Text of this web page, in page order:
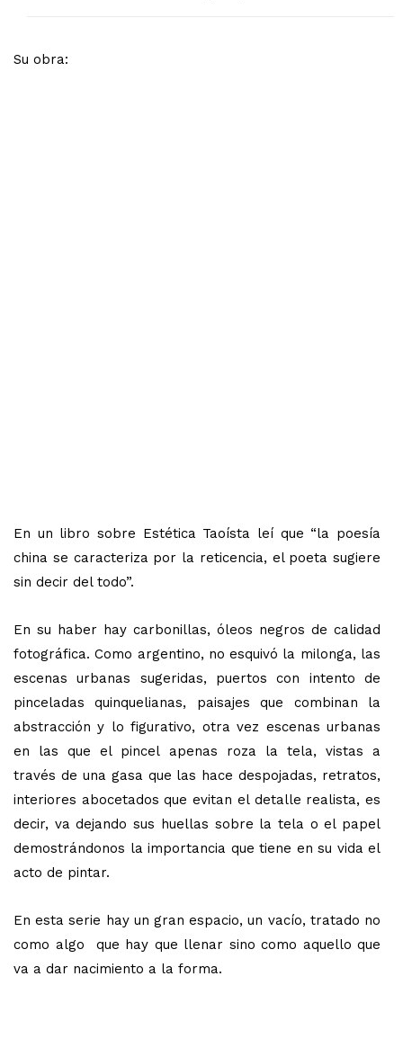
Su obra:
En un libro sobre Estética Taoísta leí que “la poesía
china se caracteriza por la reticencia, el poeta sugiere
sin decir del todo”.
En su haber hay carbonillas, óleos negros de calidad
fotográfica. Como argentino, no esquivó la milonga, las
escenas urbanas sugeridas, puertos con intento de
pinceladas quinquelianas, paisajes que combinan la
abstracción y lo figurativo, otra vez escenas urbanas
en las que el pincel apenas roza la tela, vistas a
través de una gasa que las hace despojadas, retratos,
interiores abocetados que evitan el detalle realista, es
decir, va dejando sus huellas sobre la tela o el papel
demostrándonos la importancia que tiene en su vida el
acto de pintar.
En esta serie hay un gran espacio, un vacío, tratado no
como algo que hay que llenar sino como aquello que
va a dar nacimiento a la forma.